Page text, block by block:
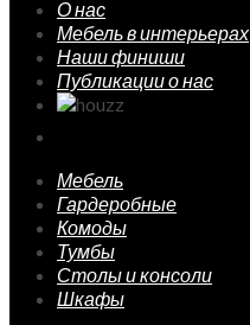
О нас
Мебель в интерьерах
Наши финиши
Публикации о нас
Мебель
Гардеробные
Комоды
Тумбы
Столы и консоли
Шкафы